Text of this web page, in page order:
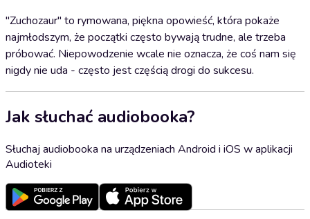
"Zuchozaur" to rymowana, piękna opowieść, która pokaże
najmłodszym, że początki często bywają trudne, ale trzeba
próbować. Niepowodzenie wcale nie oznacza, że coś nam się
nigdy nie uda - często jest częścią drogi do sukcesu.
Jak słuchać audiobooka?
Słuchaj audiobooka na urządzeniach Android i iOS w aplikacji
Audioteki